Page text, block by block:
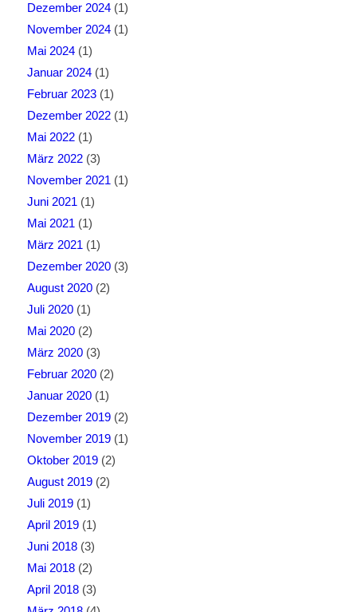
Dezember 2024(1)
November 2024(1)
Mai 2024(1)
Januar 2024(1)
Februar 2023(1)
Dezember 2022(1)
Mai 2022(1)
März 2022(3)
November 2021 (1)
Juni 2021 (1)
Mai 2021 (1)
März 2021 (1)
Dezember 2020(3)
August 2020(2)
Juli 2020(1)
Mai 2020(2)
März 2020(3)
Februar 2020(2)
Januar 2020(1)
Dezember 2019(2)
November 2019(1)
Oktober 2019(2)
August 2019(2)
Juli 2019(1)
April 2019(1)
Juni 2018(3)
Mai 2018(2)
April 2018(3)